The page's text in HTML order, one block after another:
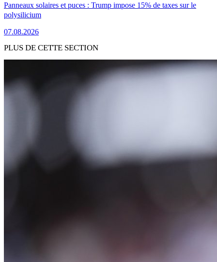
Panneaux solaires et puces : Trump impose 15% de taxes sur le
polysilicium
07.08.2026
PLUS DE CETTE SECTION